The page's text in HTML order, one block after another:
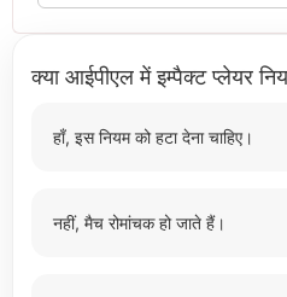
क्या आईपीएल में इम्पैक्ट प्लेयर
हाँ, इस नियम को हटा देना चाहिए।
नहीं, मैच रोमांचक हो जाते हैं।